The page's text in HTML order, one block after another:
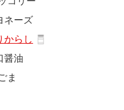
ネーズ
からし
醤油
ま